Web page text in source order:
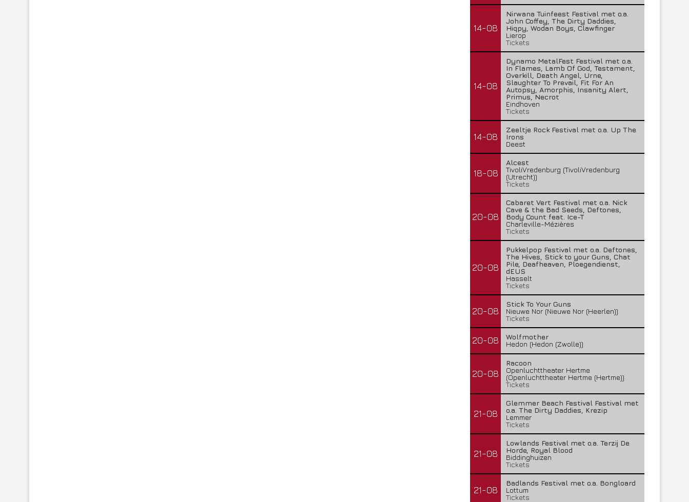
14-08
Nirwana Tuinfeest Festival met o.a.
John Coffey, The Dirty Daddies,
Hiqpy, Wodan Boys, Clawfinger
Lierop
Tickets
14-08
Dynamo MetalFest Festival met o.a.
In Flames, Lamb Of God, Testament,
Overkill, Death Angel, Urne,
Slaughter To Prevail, Fit For An
Autopsy, Amorphis, Insanity Alert,
Primus, Necrot
Eindhoven
Tickets
14-08
Zeeltje Rock Festival met o.a. Up The
Irons
Deest
18-08
Alcest
TivoliVredenburg (TivoliVredenburg
(Utrecht))
Tickets
20-08
Cabaret Vert Festival met o.a. Nick
Cave & the Bad Seeds, Deftones,
Body Count feat. Ice-T
Charleville-Mézières
Tickets
20-08
Pukkelpop Festival met o.a. Deftones,
The Hives, Stick to your Guns, Chat
Pile, Deafheaven, Ploegendienst,
dEUS
Hasselt
Tickets
20-08
Stick To Your Guns
Nieuwe Nor (Nieuwe Nor (Heerlen))
Tickets
20-08
Wolfmother
Hedon (Hedon (Zwolle))
20-08
Racoon
Openluchttheater Hertme
(Openluchttheater Hertme (Hertme))
Tickets
21-08
Glemmer Beach Festival Festival met
o.a. The Dirty Daddies, Krezip
Lemmer
Tickets
21-08
Lowlands Festival met o.a. Terzij De
Horde, Royal Blood
Biddinghuizen
Tickets
21-08
Badlands Festival met o.a. Bongloard
Lottum
Tickets